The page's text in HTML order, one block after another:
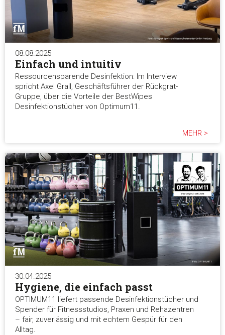
08.08.2025
Einfach und intuitiv
Ressourcensparende Desinfektion: Im Interview
spricht Axel Grall, Geschäftsführer der Rückgrat-
Gruppe, über die Vorteile der BestWipes
Desinfektionstücher von Optimum11.
MEHR >
30.04.2025
Hygiene, die einfach passt
OPTIMUM11 liefert passende Desinfektionstücher und
Spender für Fitnessstudios, Praxen und Rehazentren
– fair, zuverlässig und mit echtem Gespür für den
Alltag.